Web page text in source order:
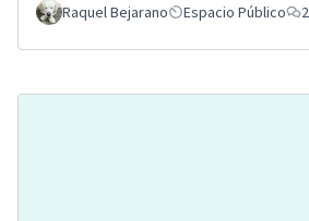
Raquel Bejarano Espacio Público 2